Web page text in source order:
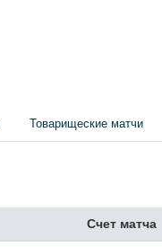
Товарищеские матчи
Счет матча